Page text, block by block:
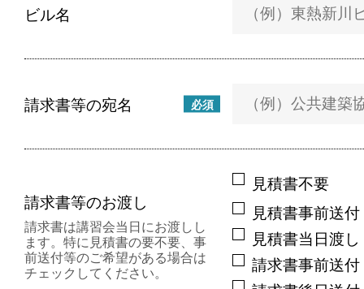
ビル名
請求書等の宛名 必須
請求書等のお渡し
請求書は講習会当日にお渡しし
ます。特に見積書の要不要、事
前送付等のご希望がある場合は
チェックしてください。
見積書不要
見積書事前送付
見積書当日渡し
請求書事前送付